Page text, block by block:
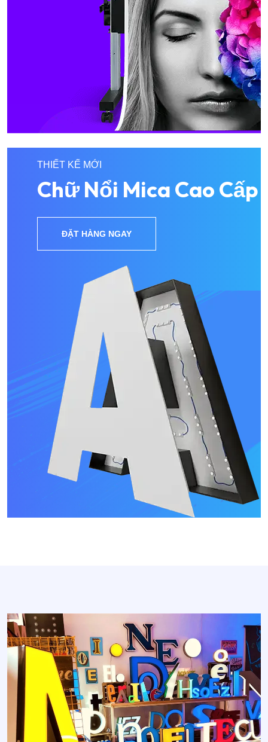
THIẾT KẾ MỚI
Chữ Nổi Mica Cao Cấp
ĐẶT HÀNG NGAY